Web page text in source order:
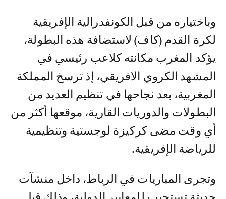
وباختياره من قبل الكونفدرالية الإفريقية
لكرة القدم (كاف) لاستضافة هذه البطولة،
يؤكد المغرب مكانته كلاعب رئيسي في
المشهد الكروي الافريقي، إذ ترسخ المملكة
المغربية، بعد نجاحها في تنظيم العديد من
البطولات والدوريات القارية، موقعها أكثر من
أي وقت مضى كركيزة لوجستية وتنظيمية
للرياضة الإفريقية.
وتجرى المباريات في الرباط، داخل منشآت